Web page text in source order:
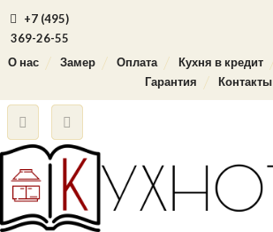
+7 (495)
369-26-55
О нас
Замер Оплата Кухня в кредит
Гарантия
Контакты